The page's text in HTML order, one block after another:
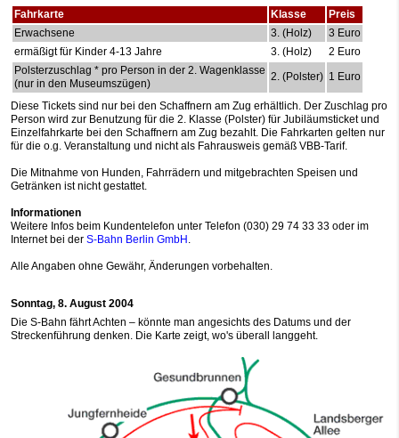
Fahrkarte
Klasse
Preis
Erwachsene
3. (Holz)
3 Euro
ermäßigt für Kinder 4-13 Jahre
3. (Holz)
2 Euro
Polsterzuschlag * pro Person in der 2. Wagenklasse
(nur in den Museumszügen)
2. (Polster) 1 Euro
Diese Tickets sind nur bei den Schaffnern am Zug erhältlich. Der Zuschlag pro
Person wird zur Benutzung für die 2. Klasse (Polster) für Jubiläumsticket und
Einzelfahrkarte bei den Schaffnern am Zug bezahlt. Die Fahrkarten gelten nur
für die o.g. Veranstaltung und nicht als Fahrausweis gemäß VBB-Tarif.
Die Mitnahme von Hunden, Fahrrädern und mitgebrachten Speisen und
Getränken ist nicht gestattet.
Informationen
Weitere Infos beim Kundentelefon unter Telefon (030) 29 74 33 33 oder im
Internet bei der S-Bahn Berlin GmbH .
Alle Angaben ohne Gewähr, Änderungen vorbehalten.
Sonntag, 8. August 2004
Die S-Bahn fährt Achten – könnte man angesichts des Datums und der
Streckenführung denken. Die Karte zeigt, wo's überall langgeht.